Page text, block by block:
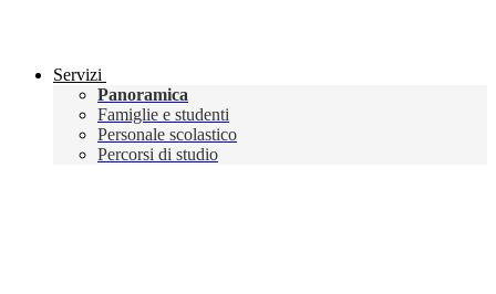
Servizi
Panoramica
Famiglie e studenti
Personale scolastico
Percorsi di studio